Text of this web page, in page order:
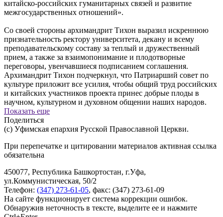
китайско-российских гуманитарных связей и развитие
межгосударственных отношений».
Со своей стороны архимандрит Тихон выразил искреннюю
признательность ректору университета, декану и всему
преподавательскому составу за теплый и дружественный
прием, а также за взаимопонимание и плодотворные
переговоры, увенчавшиеся подписанием соглашения.
Архимандрит Тихон подчеркнул, что Патриарший совет по
культуре приложит все усилия, чтобы общий труд российских
и китайских участников проекта принес добрые плоды в
научном, культурном и духовном общении наших народов.
Показать еще
Поделиться
(с) Уфимская епархия Русской Православной Церкви.
При перепечатке и цитировании материалов активная ссылка
обязательна
450077, Республика Башкортостан, г.Уфа,
ул.Коммунистическая, 50/2
Телефон: (347) 273-61-05, факс: (347) 273-61-09
На сайте функционирует система коррекции ошибок.
Обнаружив неточность в тексте, выделите ее и нажмите